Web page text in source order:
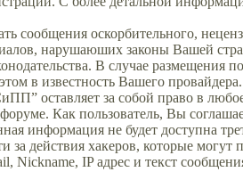
сообщения оскорбительного,
нарушаюших законы Вашей
В случае размещения
в известность Вашего
оставляет за собой право в
Как пользователь, Вы
информация не будет доступна
действия хакеров, которые могут
IP адрес и текст